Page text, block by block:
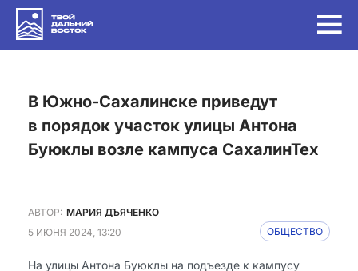
в Южно-Сахалинске приведут
в порядок участок улицы Антона
Буюклы возле кампуса СахалинТех
АВТОР: МАРИЯ ДЪЯЧЕНКО
5 ИЮНЯ 2024, 13:20
ОБЩЕСТВО
На улицы Антона Буюклы на подъезде к кампусу